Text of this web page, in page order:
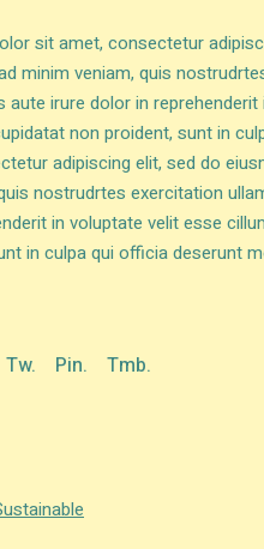
sit amet, consectetur
minim veniam, quis
aute irure dolor in
non proident, sunt in
adipiscing elit, sed do
nostrudrtes exercitation
in voluptate velit esse
in culpa qui officia deserunt
Tw. Pin. Tmb.